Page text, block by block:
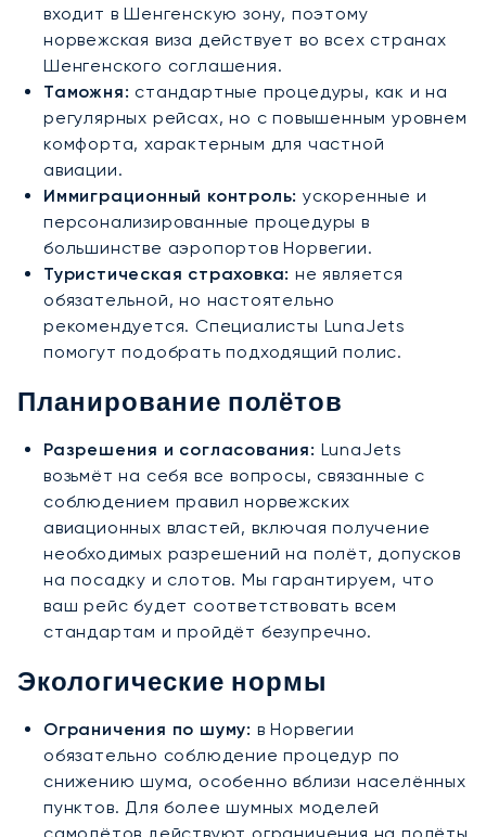
входит в Шенгенскую зону, поэтому
норвежская виза действует во всех странах
Шенгенского соглашения.
Таможня: стандартные процедуры, как и на
регулярных рейсах, но с повышенным уровнем
комфорта, характерным для частной
авиации.
Иммиграционный контроль: ускоренные и
персонализированные процедуры в
большинстве аэропортов Норвегии.
Туристическая страховка: не является
обязательной, но настоятельно
рекомендуется. Специалисты LunaJets
помогут подобрать подходящий полис.
Планирование полётов
Разрешения и согласования: LunaJets
возьмёт на себя все вопросы, связанные с
соблюдением правил норвежских
авиационных властей, включая получение
необходимых разрешений на полёт, допусков
на посадку и слотов. Мы гарантируем, что
ваш рейс будет соответствовать всем
стандартам и пройдёт безупречно.
Экологические нормы
Ограничения по шуму: в Норвегии
обязательно соблюдение процедур по
снижению шума, особенно вблизи населённых
пунктов. Для более шумных моделей